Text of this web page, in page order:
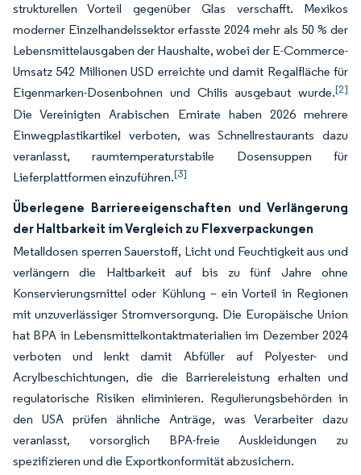
strukturellen Vorteil gegenüber Glas verschafft. Mexikos
moderner Einzelhandelssektor erfasste 2024 mehr als 50 % der
Lebensmittelausgaben der Haushalte, wobei der E-Commerce-
Umsatz 542 Millionen USD erreichte und damit Regalfläche für
Eigenmarken-Dosenbohnen und Chilis ausgebaut wurde.[2]
Die Vereinigten Arabischen Emirate haben 2026 mehrere
Einwegplastikartikel verboten, was Schnellrestaurants dazu
veranlasst, raumtemperaturstabile Dosensuppen für
Lieferplattformen einzuführen.[3]
Überlegene Barriereeigenschaften und Verlängerung
der Haltbarkeit im Vergleich zu Flexverpackungen
Metalldosen sperren Sauerstoff, Licht und Feuchtigkeit aus und
verlängern die Haltbarkeit auf bis zu fünf Jahre ohne
Konservierungsmittel oder Kühlung – ein Vorteil in Regionen
mit unzuverlässiger Stromversorgung. Die Europäische Union
hat BPA in Lebensmittelkontaktmaterialien im Dezember 2024
verboten und lenkt damit Abfüller auf Polyester- und
Acrylbeschichtungen, die die Barriereleistung erhalten und
regulatorische Risiken eliminieren. Regulierungsbehörden in
den USA prüfen ähnliche Anträge, was Verarbeiter dazu
veranlasst, vorsorglich BPA-freie Auskleidungen zu
spezifizieren und die Exportkonformität abzusichern.